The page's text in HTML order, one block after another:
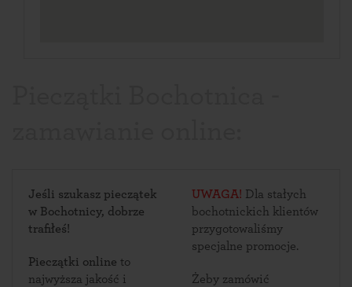
Jeśli szukasz pieczątek
w Bochotnicy, dobrze
trafiłeś!
Pieczątki online to
najwyższa jakość i
UWAGA! Dla stałych
bochotnickich klientów
przygotowaliśmy
specjalne promocje.
Żeby zamówić